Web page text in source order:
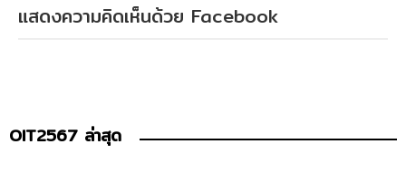
แสดงความคิดเห็นด้วย Facebook
OIT2567 ล่าสุด